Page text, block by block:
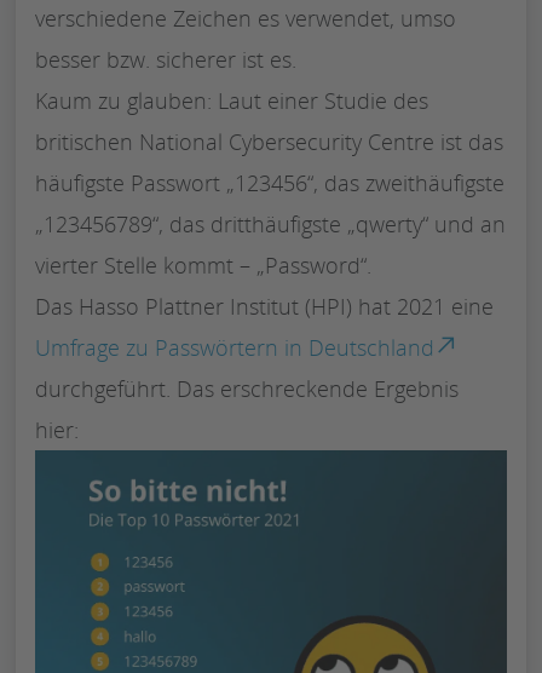
verschiedene Zeichen es verwendet, umso
besser bzw. sicherer ist es.
Kaum zu glauben: Laut einer Studie des
britischen National Cybersecurity Centre ist das
häufigste Passwort „123456“, das zweithäufigste
„123456789“, das dritthäufigste „qwerty“ und an
vierter Stelle kommt – „Password“.
Das Hasso Plattner Institut (HPI) hat 2021 eine
Umfrage zu Passwörtern in Deutschland
durchgeführt. Das erschreckende Ergebnis
hier: